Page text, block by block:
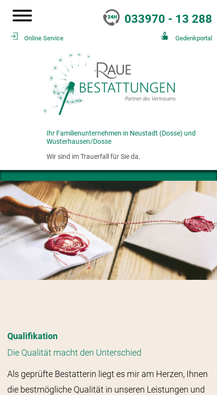
033970 - 13 288
Online Service Gedenkportal
Ihr Familienunternehmen in Neustadt (Dosse) und
Wusterhausen/Dosse
Wir sind im Trauerfall für Sie da.
Qualifikation
Die Qualität macht den Unterschied
Als geprüfte Bestatterin liegt es mir am Herzen, Ihnen
die bestmögliche Qualität in unseren Leistungen und